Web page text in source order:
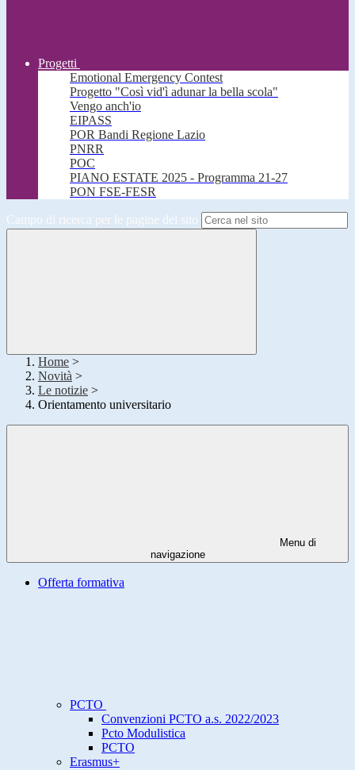
Progetti
Emotional Emergency Contest
Progetto "Così vid'ì adunar la bella scola"
Vengo anch'io
EIPASS
POR Bandi Regione Lazio
PNRR
POC
PIANO ESTATE 2025 - Programma 21-27
PON FSE-FESR
Campo di ricerca per le pagine del sito
Home >
Novità >
Le notizie >
Orientamento universitario
Menu di
navigazione
Offerta formativa
PCTO
Convenzioni PCTO a.s. 2022/2023
Pcto Modulistica
PCTO
Erasmus+